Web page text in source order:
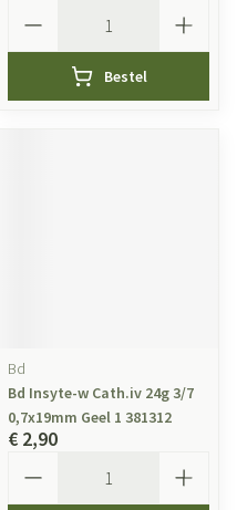
Bestel
Bd
Bd Insyte-w Cath.iv 24g 3/7
0,7x19mm Geel 1 381312
€ 2,90